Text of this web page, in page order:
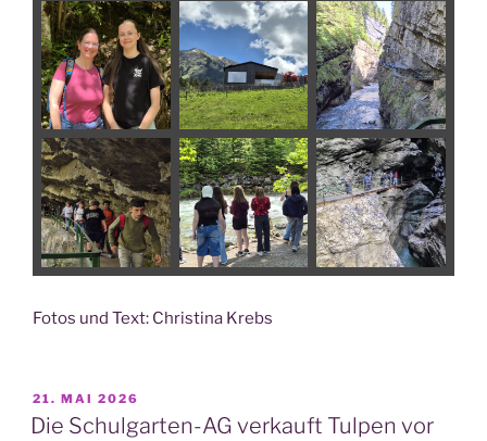
Fotos und Text: Chris­ti­na Krebs
VERÖFFENTLICHT
AM
21. MAI 2026
Die Schulgarten-AG verkauft Tulpen vor